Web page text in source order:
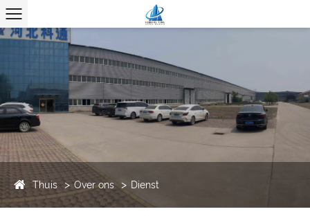
Thuis Over ons Dienst